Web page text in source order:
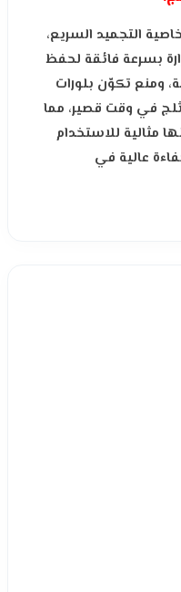
التجميد السريع،
بسرعة فائقة لحفظ
ومنع تكوّن بلورات
ثلج في وقت قصير، مما
مثالية للاستخدام
عالية في